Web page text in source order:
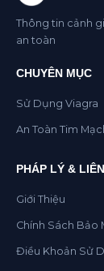
Thông tin cảnh
an toàn
CHUYÊN MỤC
Sử Dụng Viagra
An Toàn Tim
PHÁP LÝ &
Giới Thiệu
Chính Sách Bảo
Điều Khoản Sử